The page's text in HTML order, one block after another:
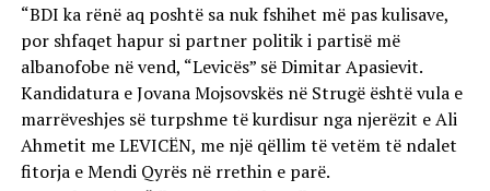
“BDI ka rënë aq poshtë sa nuk fshihet më pas kulisave,
por shfaqet hapur si partner politik i partisë më
albanofobe në vend, “Levicës” së Dimitar Apasievit.
Kandidatura e Jovana Mojsovskës në Strugë është vula e
marrëveshjes së turpshme të kurdisur nga njerëzit e Ali
Ahmetit me LEVICËN, me një qëllim të vetëm të ndalet
fitorja e Mendi Qyrës në rrethin e parë.